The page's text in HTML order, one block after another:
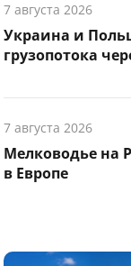
7 августа 2026
Украина и
грузопотока
7 августа 2026
Мелководье на
в Европе